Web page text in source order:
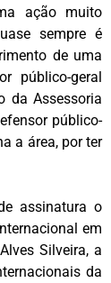
ação muito
sempre é
de uma
público-geral
da Assessoria
público-
a área, por ter
assinatura o
em
Silveira, a
da